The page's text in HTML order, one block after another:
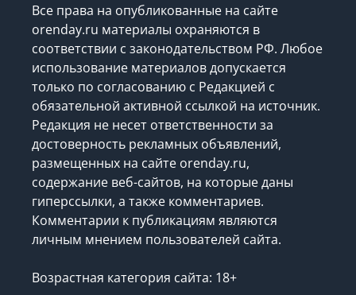
Все права на опубликованные на сайте
orenday.ru материалы охраняются в
соответствии с законодательством РФ. Любое
использование материалов допускается
только по согласованию с Редакцией с
обязательной активной ссылкой на источник.
Редакция не несет ответственности за
достоверность рекламных объявлений,
размещенных на сайте orenday.ru,
содержание веб-сайтов, на которые даны
гиперссылки, а также комментариев.
Комментарии к публикациям являются
личным мнением пользователей сайта.
Возрастная категория сайта: 18+